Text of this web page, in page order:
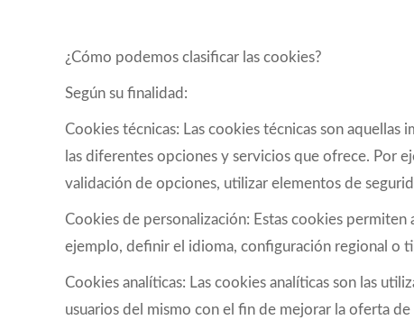
¿Cómo podemos clasificar las cookies?
Según su finalidad:
Cookies técnicas: Las cookies técnicas son
las diferentes opciones y servicios que ofrece. Por
validación de opciones, utilizar elementos de
Cookies de personalización: Estas cookies permiten
ejemplo, definir el idioma, configuración regional o
Cookies analíticas: Las cookies analíticas son las
usuarios del mismo con el fin de mejorar la oferta